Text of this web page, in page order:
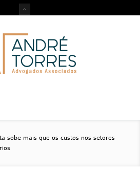
sobe mais que os custos nos setores